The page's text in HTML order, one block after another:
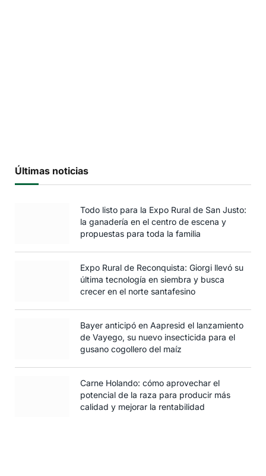
Últimas noticias
Todo listo para la Expo Rural de San Justo:
la ganadería en el centro de escena y
propuestas para toda la familia
Expo Rural de Reconquista: Giorgi llevó su
última tecnología en siembra y busca
crecer en el norte santafesino
Bayer anticipó en Aapresid el lanzamiento
de Vayego, su nuevo insecticida para el
gusano cogollero del maíz
Carne Holando: cómo aprovechar el
potencial de la raza para producir más
calidad y mejorar la rentabilidad